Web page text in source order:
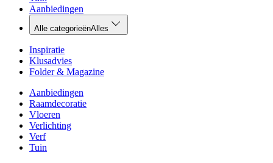
Aanbiedingen
Alle categorieënAlles
Inspiratie
Klusadvies
Folder & Magazine
Aanbiedingen
Raamdecoratie
Vloeren
Verlichting
Verf
Tuin